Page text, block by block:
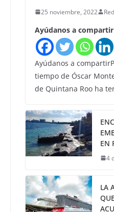
25 noviembre, 2022
Ayúdanos a compartir
Ayúdanos a
tiempo de Óscar
de Quintana Roo ha
EN
4
LA